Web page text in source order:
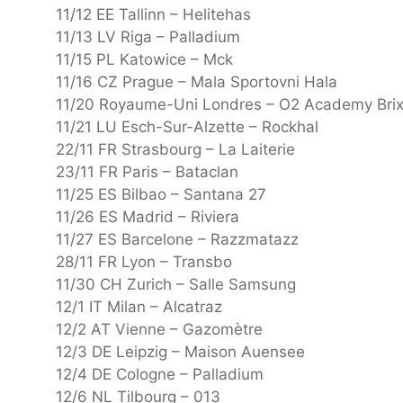
11/12 EE Tallinn – Helitehas
11/13 LV Riga – Palladium
11/15 PL Katowice – Mck
11/16 CZ Prague – Mala Sportovni Hala
11/20 Royaume-Uni Londres – O2 Academy
11/21 LU Esch-Sur-Alzette – Rockhal
22/11 FR Strasbourg – La Laiterie
23/11 FR Paris – Bataclan
11/25 ES Bilbao – Santana 27
11/26 ES Madrid – Riviera
11/27 ES Barcelone – Razzmatazz
28/11 FR Lyon – Transbo
11/30 CH Zurich – Salle Samsung
12/1 IT Milan – Alcatraz
12/2 AT Vienne – Gazomètre
12/3 DE Leipzig – Maison Auensee
12/4 DE Cologne – Palladium
12/6 NL Tilbourg – 013